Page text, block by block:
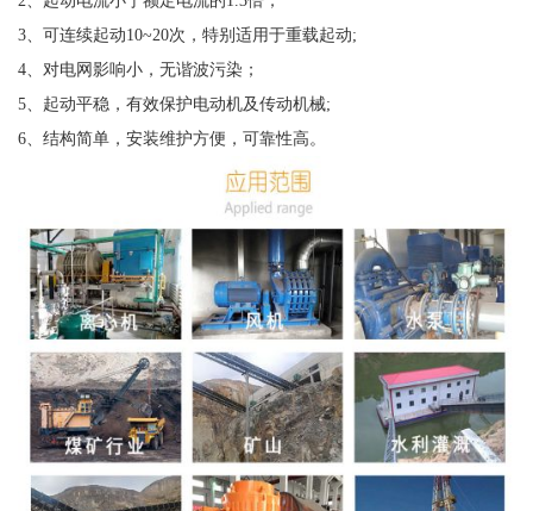
3、可连续起动10~20次，特别适用于重载起动;
4、对电网影响小，无谐波污染；
5、起动平稳，有效保护电动机及传动机械;
6、结构简单，安装维护方便，可靠性高。